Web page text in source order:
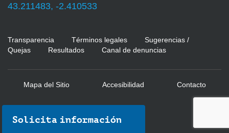
Solicita información
43.211483, -2.410533
Transparencia Términos legales
Sugerencias /
Quejas
Resultados Canal de denuncias
Mapa del Sitio Accesibilidad Contacto